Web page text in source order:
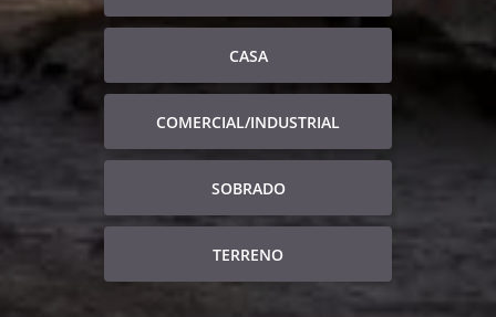
CASA
COMERCIAL/INDUSTRIAL
SOBRADO
TERRENO